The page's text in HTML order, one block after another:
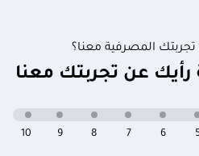
المصرفية معنا؟
رأيك عن تجربتك معنا
10 9 8 7 6